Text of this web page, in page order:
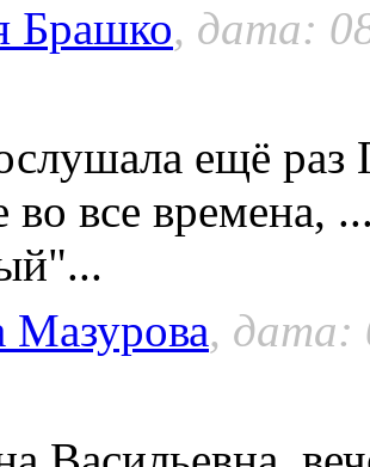
Брашко, дата:
ещё раз
во все времена,
Мазурова, дата: